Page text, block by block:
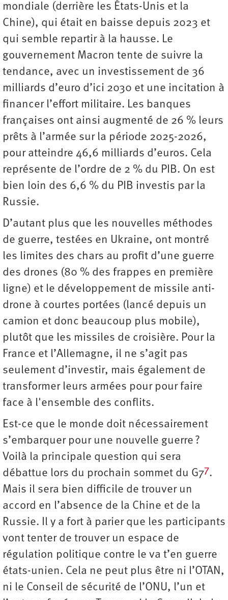
mondiale (derrière les États-Unis et la
Chine), qui était en baisse depuis 2023 et
qui semble repartir à la hausse. Le
gouvernement Macron tente de suivre la
tendance, avec un investissement de 36
milliards d’euro d’ici 2030 et une incitation à
financer l’effort militaire. Les banques
françaises ont ainsi augmenté de 26 % leurs
prêts à l’armée sur la période 2025-2026,
pour atteindre 46,6 milliards d’euros. Cela
représente de l’ordre de 2 % du PIB. On est
bien loin des 6,6 % du PIB investis par la
Russie.
D’autant plus que les nouvelles méthodes
de guerre, testées en Ukraine, ont montré
les limites des chars au profit d’une guerre
des drones (80 % des frappes en première
ligne) et le développement de missile anti-
drone à courtes portées (lancé depuis un
camion et donc beaucoup plus mobile),
plutôt que les missiles de croisière. Pour la
France et l’Allemagne, il ne s’agit pas
seulement d’investir, mais également de
transformer leurs armées pour pour faire
face à l'ensemble des conflits.
Est-ce que le monde doit nécessairement
s’embarquer pour une nouvelle guerre ?
Voilà la principale question qui sera
débattue lors du prochain sommet du G77.
Mais il sera bien difficile de trouver un
accord en l’absence de la Chine et de la
Russie. Il y a fort à parier que les participants
vont tenter de trouver un espace de
régulation politique contre le va t’en guerre
états-unien. Cela ne peut plus être ni l’OTAN,
ni le Conseil de sécurité de l’ONU, l’un et